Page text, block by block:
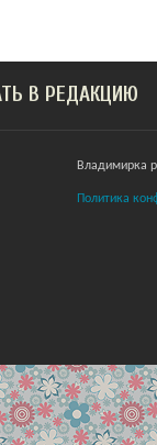
В РЕДАКЦИЮ
Владимирка
Политика